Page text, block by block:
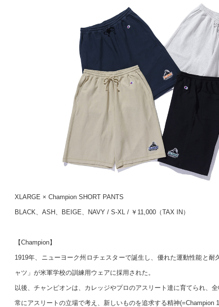
XLARGE × Champion SHORT PANTS
BLACK、ASH、BEIGE、NAVY / S-XL / ￥11,000（TAX IN）
【Champion】
1919年、ニューヨーク州ロチェスターで誕生し、優れた運動性能と耐
ャツ」が米軍学校の訓練用ウェアに採用された。
以後、チャンピオンは、カレッジやプロのアスリート達に育てられ、
常にアスリートの立場で考え、新しいものを追求する精神(=Champion